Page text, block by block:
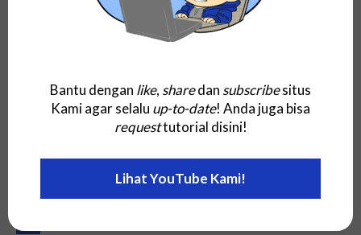
Istilah AI Yang Dimulai Dengan A
Bantu dengan like, sharedan subscribesitus
Kami agar selalu up-to-date! Anda juga bisa
requesttutorial disini!
Lihat YouTube Kami!